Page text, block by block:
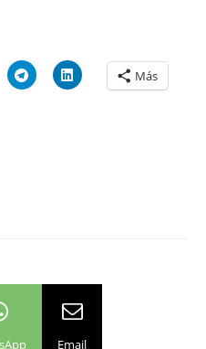
Más
Email